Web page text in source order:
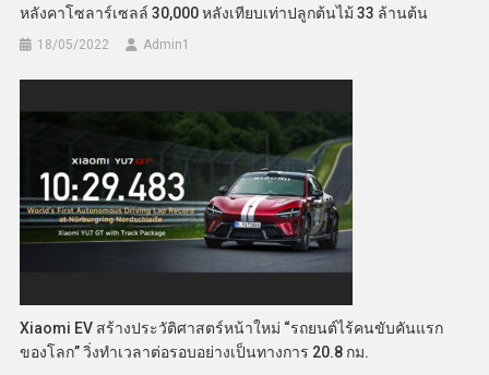
หลังคาโซลาร์เซลล์ 30,000 หลังเทียบเท่าปลูกต้นไม้ 33 ล้านต้น
18/05/2022 Admin​1
Xiaomi EV สร้างประวัติศาสตร์หน้าใหม่ “รถยนต์ไร้คนขับคันแรก
ของโลก” วิ่งทำเวลาต่อรอบอย่างเป็นทางการ 20.8 กม.